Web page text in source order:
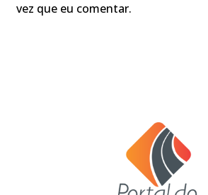
vez que eu comentar.